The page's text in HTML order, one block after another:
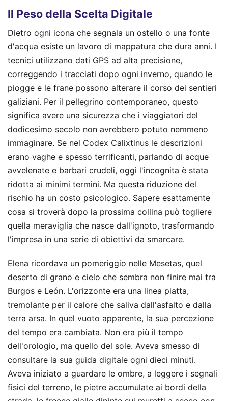
Il Peso della Scelta Digitale
Dietro ogni icona che segnala un ostello o una fonte
d'acqua esiste un lavoro di mappatura che dura anni. I
tecnici utilizzano dati GPS ad alta precisione,
correggendo i tracciati dopo ogni inverno, quando le
piogge e le frane possono alterare il corso dei sentieri
galiziani. Per il pellegrino contemporaneo, questo
significa avere una sicurezza che i viaggiatori del
dodicesimo secolo non avrebbero potuto nemmeno
immaginare. Se nel Codex Calixtinus le descrizioni
erano vaghe e spesso terrificanti, parlando di acque
avvelenate e barbari crudeli, oggi l'incognita è stata
ridotta ai minimi termini. Ma questa riduzione del
rischio ha un costo psicologico. Sapere esattamente
cosa si troverà dopo la prossima collina può togliere
quella meraviglia che nasce dall'ignoto, trasformando
l'impresa in una serie di obiettivi da smarcare.
Elena ricordava un pomeriggio nelle Mesetas, quel
deserto di grano e cielo che sembra non finire mai tra
Burgos e León. L'orizzonte era una linea piatta,
tremolante per il calore che saliva dall'asfalto e dalla
terra arsa. In quel vuoto apparente, la sua percezione
del tempo era cambiata. Non era più il tempo
dell'orologio, ma quello del sole. Aveva smesso di
consultare la sua guida digitale ogni dieci minuti.
Aveva iniziato a guardare le ombre, a leggere i segnali
fisici del terreno, le pietre accumulate ai bordi della